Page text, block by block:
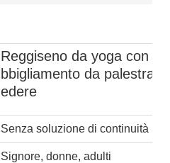
Reggiseno da yoga con
bbigliamento da palestra
edere
Senza soluzione di continuità
Signore, donne, adulti